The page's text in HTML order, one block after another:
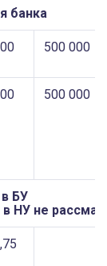
банка
500 000
500 000
БУ
НУ не